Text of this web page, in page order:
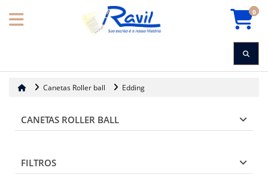
0
Canetas Roller ball Edding
CANETAS ROLLER BALL
FILTROS